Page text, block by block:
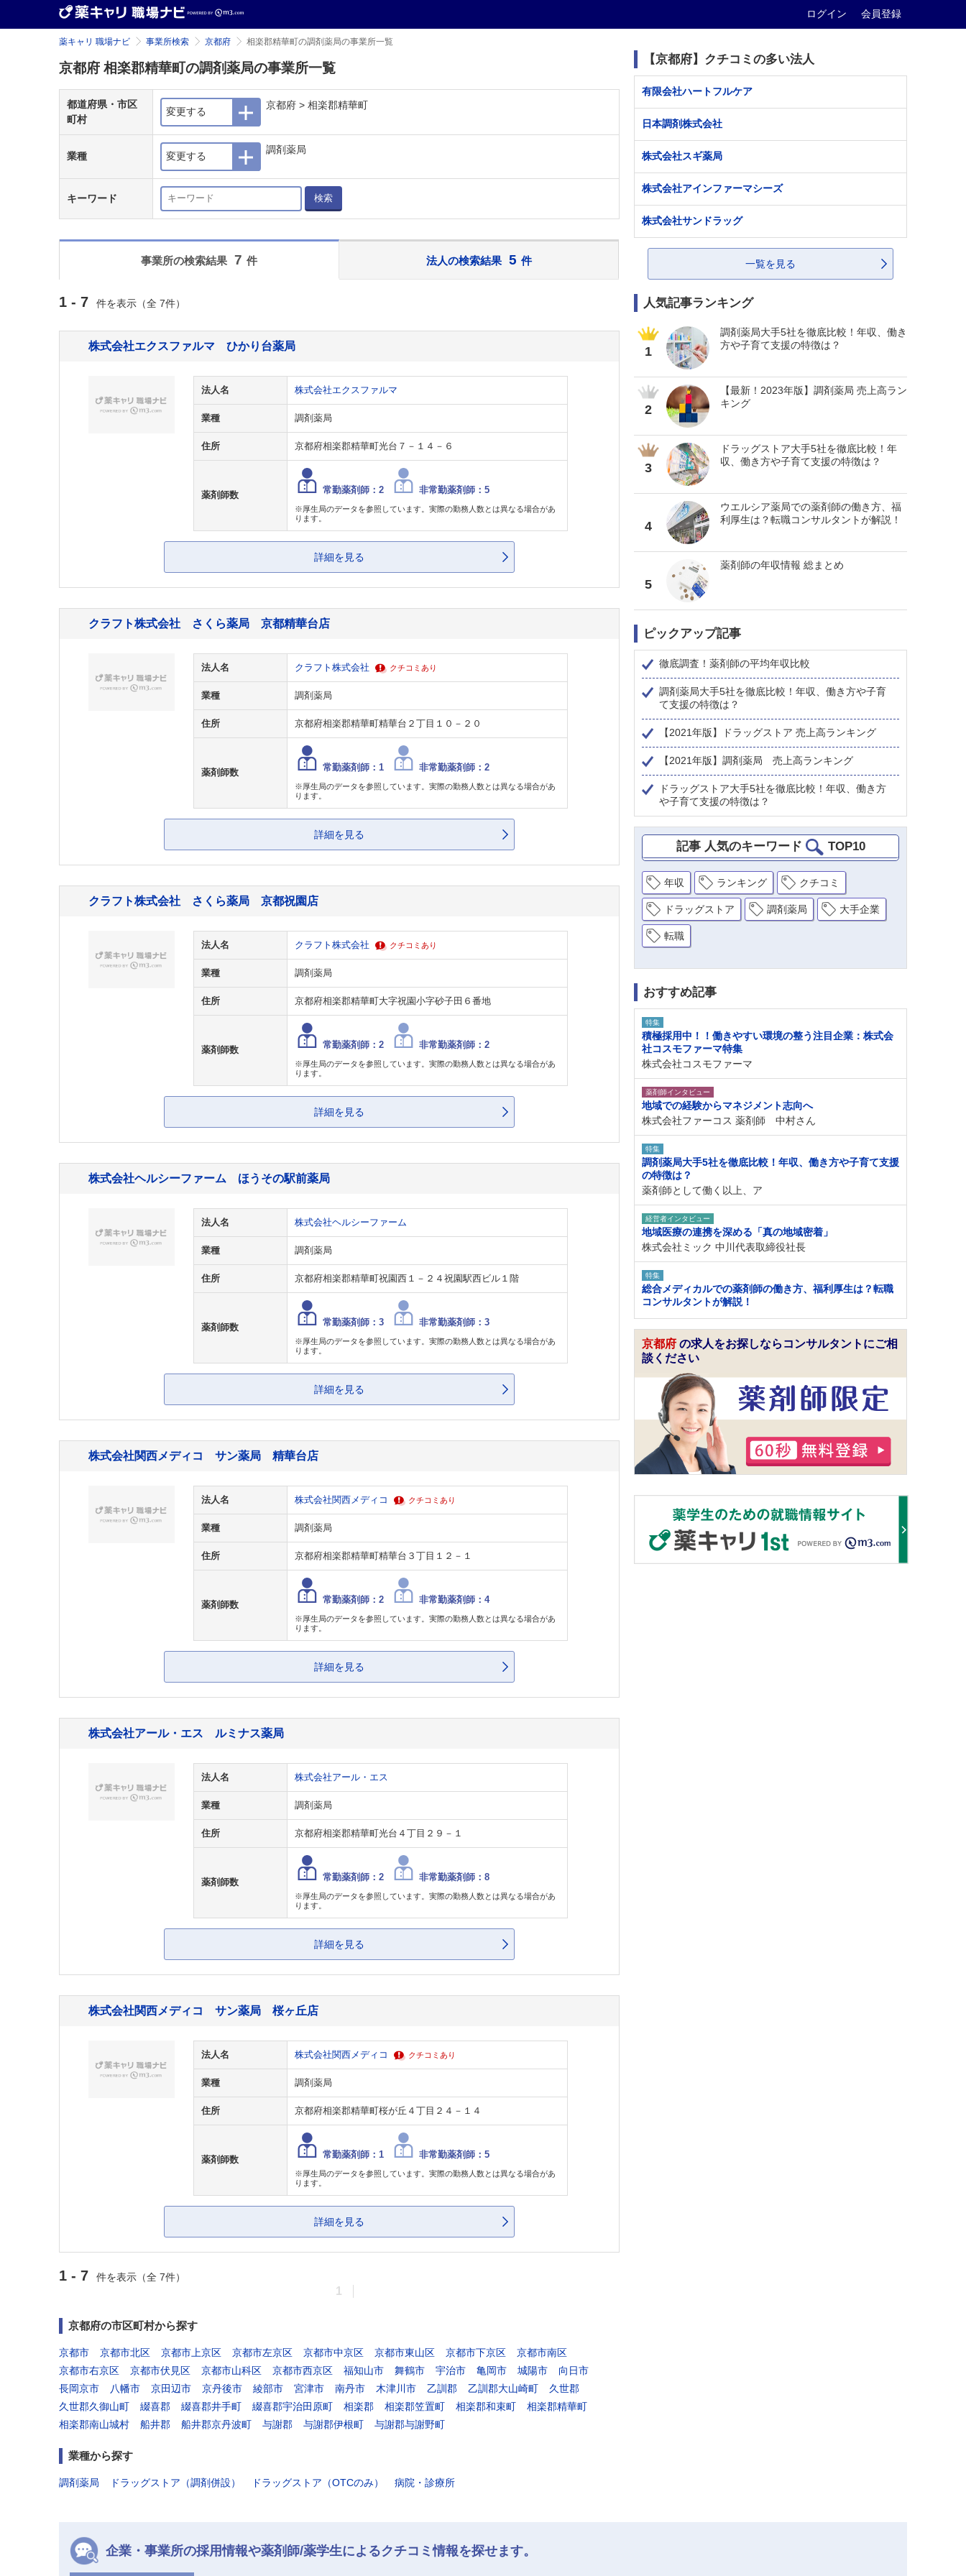
ログイン 会員登録
薬キャリ 職場ナビ 事業所検索 京都府 相楽郡精華町の調剤薬局の事業所一覧
京都府 相楽郡精華町の調剤薬局の事業所一覧
都道府県・市区
町村
変更する
京都府 > 相楽郡精華町
業種 変更する
調剤薬局
キーワード 検索
事業所の検索結果 7 件 法人の検索結果 5 件
1 - 7 件を表示（全 7件）
株式会社エクスファルマ ひかり台薬局
法人名 株式会社エクスファルマ
業種 調剤薬局
住所 京都府相楽郡精華町光台７－１４－６
薬剤師数 常勤薬剤師：2 非常勤薬剤師：5
※厚生局のデータを参照しています。実際の勤務人数とは異なる場合があ
ります。
詳細を見る
クラフト株式会社 さくら薬局 京都精華台店
法人名 クラフト株式会社 クチコミあり
業種 調剤薬局
住所 京都府相楽郡精華町精華台２丁目１０－２０
薬剤師数 常勤薬剤師：1 非常勤薬剤師：2
※厚生局のデータを参照しています。実際の勤務人数とは異なる場合があ
ります。
詳細を見る
クラフト株式会社 さくら薬局 京都祝園店
法人名 クラフト株式会社 クチコミあり
業種 調剤薬局
住所 京都府相楽郡精華町大字祝園小字砂子田６番地
薬剤師数 常勤薬剤師：2 非常勤薬剤師：2
※厚生局のデータを参照しています。実際の勤務人数とは異なる場合があ
ります。
詳細を見る
株式会社ヘルシーファーム ほうその駅前薬局
法人名 株式会社ヘルシーファーム
業種 調剤薬局
住所 京都府相楽郡精華町祝園西１－２４祝園駅西ビル１階
薬剤師数 常勤薬剤師：3 非常勤薬剤師：3
※厚生局のデータを参照しています。実際の勤務人数とは異なる場合があ
ります。
詳細を見る
株式会社関西メディコ サン薬局 精華台店
法人名 株式会社関西メディコ クチコミあり
業種 調剤薬局
住所 京都府相楽郡精華町精華台３丁目１２－１
薬剤師数 常勤薬剤師：2 非常勤薬剤師：4
※厚生局のデータを参照しています。実際の勤務人数とは異なる場合があ
ります。
詳細を見る
株式会社アール・エス ルミナス薬局
法人名 株式会社アール・エス
業種 調剤薬局
住所 京都府相楽郡精華町光台４丁目２９－１
薬剤師数 常勤薬剤師：2 非常勤薬剤師：8
※厚生局のデータを参照しています。実際の勤務人数とは異なる場合があ
ります。
詳細を見る
株式会社関西メディコ サン薬局 桜ヶ丘店
法人名 株式会社関西メディコ クチコミあり
業種 調剤薬局
住所 京都府相楽郡精華町桜が丘４丁目２４－１４
薬剤師数 常勤薬剤師：1 非常勤薬剤師：5
※厚生局のデータを参照しています。実際の勤務人数とは異なる場合があ
ります。
詳細を見る
1 - 7 件を表示（全 7件）
1
京都府の市区町村から探す
京都市 京都市北区 京都市上京区 京都市左京区 京都市中京区 京都市東山区 京都市下京区
京都市南区
京都市右京区
京都市伏見区 京都市山科区 京都市西京区 福知山市 舞鶴市 宇治市 亀岡市 城陽市
向日市
長岡京市
八幡市 京田辺市 京丹後市 綾部市 宮津市 南丹市 木津川市 乙訓郡 乙訓郡大山崎町
久世郡
久世郡久御山町
綴喜郡 綴喜郡井手町 綴喜郡宇治田原町 相楽郡 相楽郡笠置町 相楽郡和束町
相楽郡精華町
相楽郡南山城村
船井郡 船井郡京丹波町 与謝郡 与謝郡伊根町 与謝郡与謝野町
業種から探す
調剤薬局 ドラッグストア（調剤併設） ドラッグストア（OTCのみ） 病院・診療所
【京都府】クチコミの多い法人
有限会社ハートフルケア
日本調剤株式会社
株式会社スギ薬局
株式会社アインファーマシーズ
株式会社サンドラッグ
一覧を見る
人気記事ランキング
1
調剤薬局大手5社を徹底比較！年収、働き
方や子育て支援の特徴は？
2
【最新！2023年版】調剤薬局 売上高ラン
キング
3
ドラッグストア大手5社を徹底比較！年
収、働き方や子育て支援の特徴は？
4
ウエルシア薬局での薬剤師の働き方、福
利厚生は？転職コンサルタントが解説！
5
薬剤師の年収情報 総まとめ
ピックアップ記事
徹底調査！薬剤師の平均年収比較
調剤薬局大手5社を徹底比較！年収、働き方や子育
て支援の特徴は？
【2021年版】ドラッグストア 売上高ランキング
【2021年版】調剤薬局 売上高ランキング
ドラッグストア大手5社を徹底比較！年収、働き方
や子育て支援の特徴は？
記事 人気のキーワード TOP10
年収 ランキング クチコミ
ドラッグストア 調剤薬局 大手企業
転職
おすすめ記事
特集
積極採用中！！働きやすい環境の整う注目企業：株式会
社コスモファーマ特集
株式会社コスモファーマ
薬剤師インタビュー
地域での経験からマネジメント志向へ
株式会社ファーコス 薬剤師 中村さん
特集
調剤薬局大手5社を徹底比較！年収、働き方や子育て支援
の特徴は？
薬剤師として働く以上、ア
経営者インタビュー
地域医療の連携を深める「真の地域密着」
株式会社ミック 中川代表取締役社長
特集
総合メディカルでの薬剤師の働き方、福利厚生は？転職
コンサルタントが解説！
京都府 の求人をお探しならコンサルタントにご相
談ください
企業・事業所の採用情報や薬剤師/薬学生によるクチコミ情報を探せます。